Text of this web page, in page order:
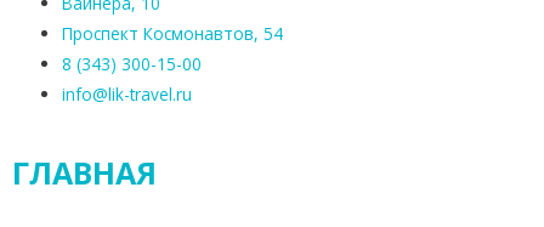
Проспект Космонавтов, 54
8 (343) 300-15-00
info@lik-travel.ru
ГЛАВНАЯ